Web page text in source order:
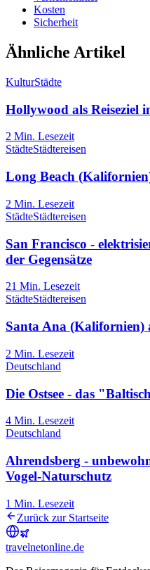
Kosten
Sicherheit
Ähnliche Artikel
KulturStädte
Hollywood als Reiseziel
2 Min. Lesezeit
StädteStädtereisen
Long Beach
2 Min. Lesezeit
StädteStädtereisen
San Francisco -
der Gegensätze
21 Min. Lesezeit
StädteStädtereisen
Santa Ana (Kalifornien)
2 Min. Lesezeit
Deutschland
Die Ostsee - das
4 Min. Lesezeit
Deutschland
Ahrendsberg -
Vogel-Naturschutz
1 Min. Lesezeit
Zurück zur Startseite
travelnetonline.de